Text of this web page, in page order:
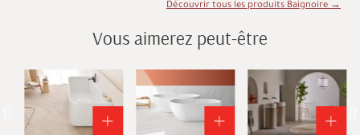
Découvrir tous les produits Baignoire →
Vous aimerez peut-être